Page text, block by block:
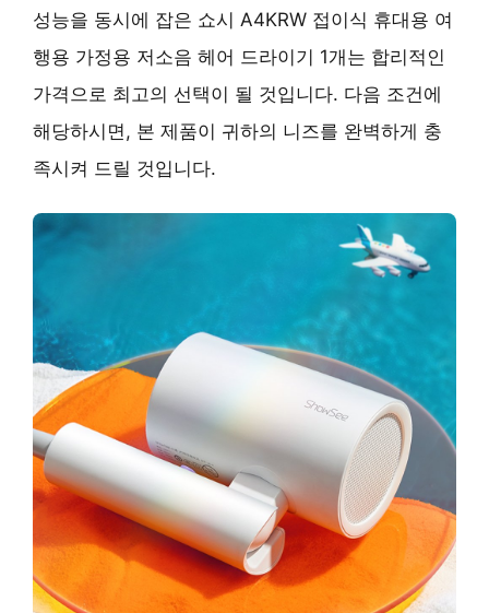
성능을 동시에 잡은 쇼시 A4KRW 접이식 휴대용 여
행용 가정용 저소음 헤어 드라이기 1개는 합리적인
가격으로 최고의 선택이 될 것입니다. 다음 조건에
해당하시면, 본 제품이 귀하의 니즈를 완벽하게 충
족시켜 드릴 것입니다.